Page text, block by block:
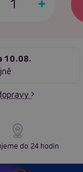
10.08.
do 24 hodin